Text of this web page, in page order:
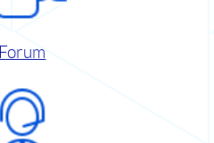
Forum